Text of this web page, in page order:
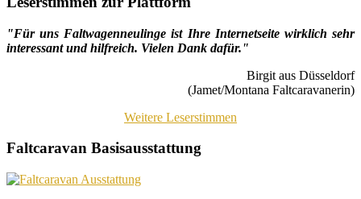
"Für uns Faltwagenneulinge ist Ihre Internetseite wirklich sehr
interessant und hilfreich. Vielen Dank dafür."
Birgit aus Düsseldorf
(Jamet/Montana Faltcaravanerin)
Weitere Leserstimmen
Faltcaravan Basisausstattung